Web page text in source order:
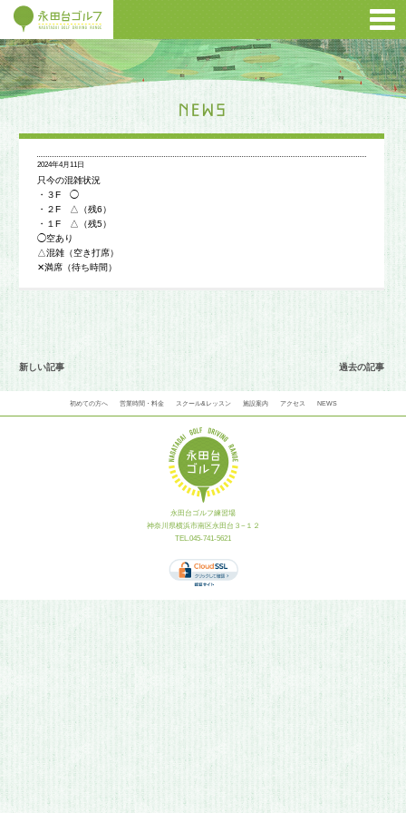
2024年4月11日
只今の混雑状況
・３F ◯
・２F △（残6）
・１F △（残5）
◯空あり
△混雑（空き打席）
✕満席（待ち時間）
新しい記事 過去の記事
初めての方へ 営業時間・料金 スクール&レッスン 施設案内 アクセス NEWS
永田台ゴルフ練習場
神奈川県横浜市南区永田台３−１２
TEL.045-741-5621